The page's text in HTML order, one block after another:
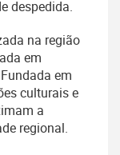
despedida.
na região
em
em
culturais e
a
regional.